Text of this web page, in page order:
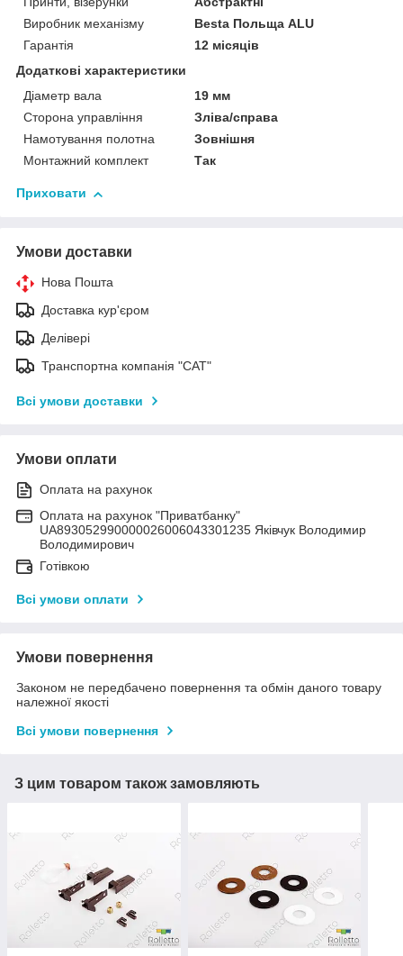
Виробник механізму
Besta Польща ALU
Гарантія
12 місяців
Додаткові характеристики
Діаметр вала
19 мм
Сторона управління
Зліва/справа
Намотування полотна
Зовнішня
Монтажний комплект
Так
Приховати
Умови доставки
Нова Пошта
Доставка кур'єром
Делівері
Транспортна компанія "САТ"
Всі умови доставки
Умови оплати
Оплата на рахунок
Оплата на рахунок "Приватбанку"
UA893052990000026006043301235 Яківчук Володимир
Володимирович
Готівкою
Всі умови оплати
Умови повернення
Законом не передбачено повернення та обмін даного товару
належної якості
Всі умови повернення
З цим товаром також замовляють